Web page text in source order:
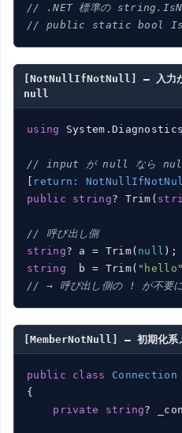
// .NET 標準の
// public static bool
[NotNullIfNotNull] — 入力
null
using
// input が null なら null
return:
public
string? Trim(
// 呼び出し側
string? a = Trim( null
string
  b = Trim(
"hello"
// → 呼び出し側の ! が不要に
[MemberNotNull] — 初期化系
public class
Connection
{
private
string?